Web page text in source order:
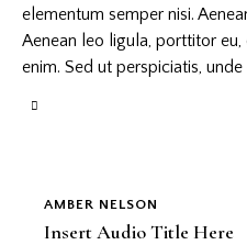
elementum semper nisi.
Aenean leo ligula, porttitor
enim. Sed ut perspiciatis,
AMBER NELSON
Insert Audio Title Here